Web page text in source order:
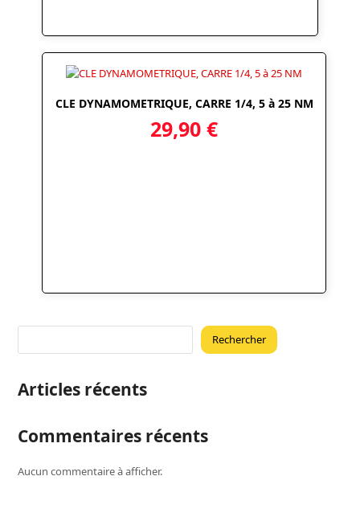
CLE DYNAMOMETRIQUE, CARRE 1/4, 5 à 25 NM
29,90 €
Rechercher
Articles récents
Commentaires récents
Aucun commentaire à afficher.